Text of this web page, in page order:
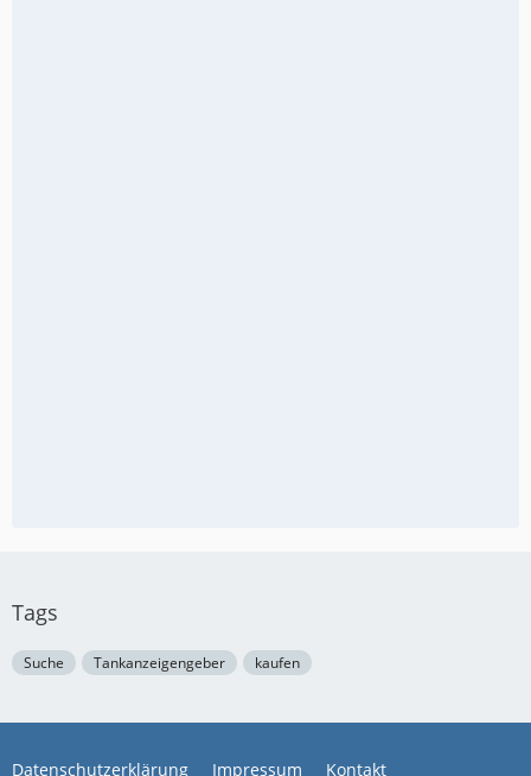
Tags
Suche Tankanzeigengeber kaufen
Datenschutzerklärung Impressum Kontakt